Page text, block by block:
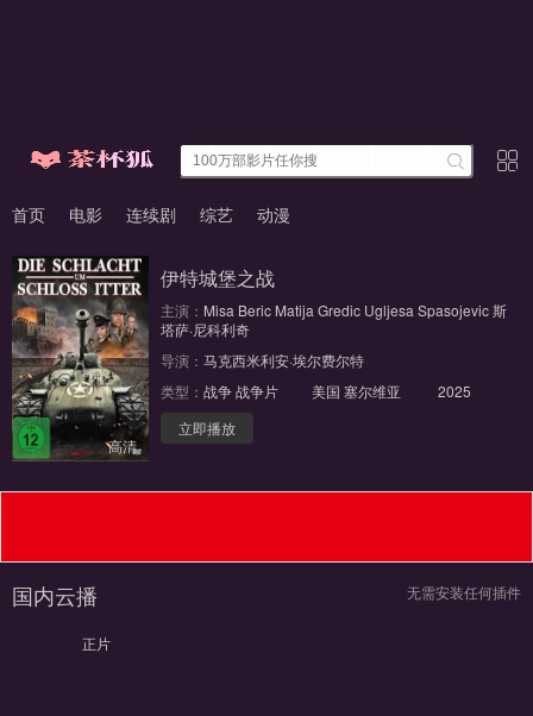
首页 电影 连续剧 综艺 动漫
高清
伊特城堡之战
主演： Misa Beric Matija Gredic Ugljesa Spasojevic斯
塔萨·尼科利奇
导演： 马克西米利安·埃尔费尔特
类型： 战争战争片 美国 塞尔维亚
2025
立即播放
福利入口
无需安装任何插件
国内云播
正片